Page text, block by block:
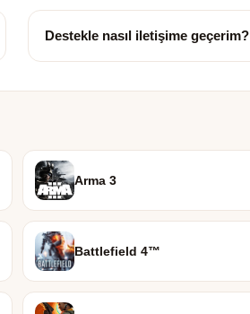
Destekle nasıl iletişime geçerim?
Arma 3
Battlefield 4™